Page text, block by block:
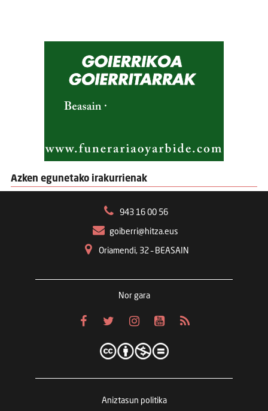
Azken egunetako irakurrienak
943 16 00 56
goiberri@hitza.eus
Oriamendi, 32 – BEASAIN
Nor gara
Aniztasun politika